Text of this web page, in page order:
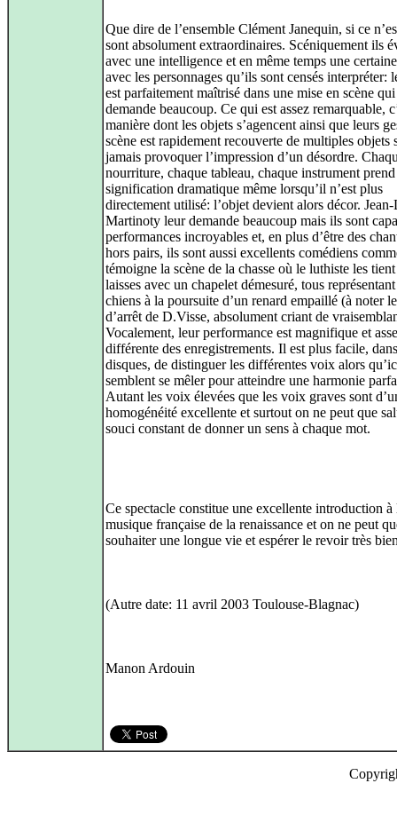
Que dire de l’ensemble Clément Janequin, si ce
sont absolument extraordinaires. Scéniquement ils
avec une intelligence et en même temps une
avec les personnages qu’ils sont censés interpréter:
est parfaitement maîtrisé dans une mise en scène
demande beaucoup. Ce qui est assez remarquable,
manière dont les objets s’agencent ainsi que leurs
scène est rapidement recouverte de multiples objets
jamais provoquer l’impression d’un désordre.
nourriture, chaque tableau, chaque instrument
signification dramatique même lorsqu’il n’est plus
directement utilisé: l’objet devient alors décor.
Martinoty leur demande beaucoup mais ils sont
performances incroyables et, en plus d’être des
hors pairs, ils sont aussi excellents comédiens
témoigne la scène de la chasse où le luthiste les
laisses avec un chapelet démesuré, tous
chiens à la poursuite d’un renard empaillé (à noter
d’arrêt de D.Visse, absolument criant de
Vocalement, leur performance est magnifique et
différente des enregistrements. Il est plus facile,
disques, de distinguer les différentes voix alors
semblent se mêler pour atteindre une harmonie
Autant les voix élevées que les voix graves sont
homogénéité excellente et surtout on ne peut que
souci constant de donner un sens à chaque mot.
Ce spectacle constitue une excellente introduction à
musique française de la renaissance et on ne peut
souhaiter une longue vie et espérer le revoir très
(Autre date: 11 avril 2003 Toulouse-Blagnac)
Manon Ardouin